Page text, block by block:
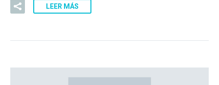
LEER MÁS